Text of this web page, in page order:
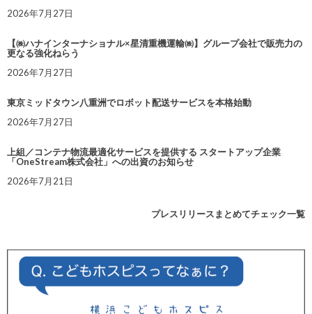
2026年7月27日
【㈱ハナインターナショナル×星清重機運輸㈱】グループ会社で販売力の
更なる強化ねらう
2026年7月27日
東京ミッドタウン八重洲でロボット配送サービスを本格始動
2026年7月27日
上組／コンテナ物流最適化サービスを提供する スタートアップ企業
「OneStream株式会社」への出資のお知らせ
2026年7月21日
プレスリリースまとめてチェック一覧